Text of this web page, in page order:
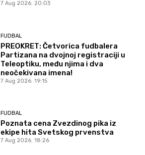
7 Aug 2026. 20:03
FUDBAL
PREOKRET: Četvorica fudbalera
Partizana na dvojnoj registraciji u
Teleoptiku, među njima i dva
neočekivana imena!
7 Aug 2026. 19:15
FUDBAL
Poznata cena Zvezdinog pika iz
ekipe hita Svetskog prvenstva
7 Aug 2026. 18:26